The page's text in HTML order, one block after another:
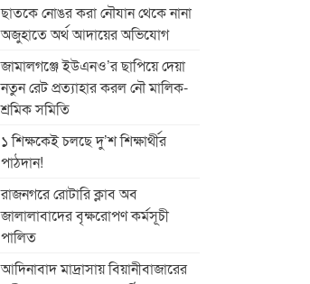
ছাতকে নোঙর করা নৌযান থেকে নানা
অজুহাতে অর্থ আদায়ের অভিযোগ
জামালগঞ্জে ইউএনও’র ছাপিয়ে দেয়া
নতুন রেট প্রত্যাহার করল নৌ মালিক-
শ্রমিক সমিতি
১ শিক্ষকেই চলছে দু’শ শিক্ষার্থীর
পাঠদান!
রাজনগরে রোটারি ক্লাব অব
জালালাবাদের বৃক্ষরোপণ কর্মসূচী
পালিত
আদিনাবাদ মাদ্রাসায় বিয়ানীবাজারের